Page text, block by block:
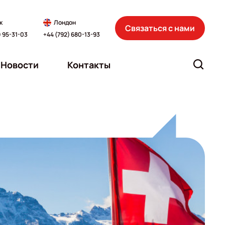
95-31-03
Лондон
+44 (792) 680-13-93
Связаться с нами
Новости Контакты